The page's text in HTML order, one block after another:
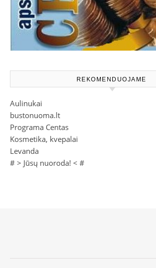
REKOMENDUOJAME
Aulinukai
bustonuoma.lt
Programa Centas
Kosmetika, kvepalai
Levanda
# > Jūsų nuoroda! < #